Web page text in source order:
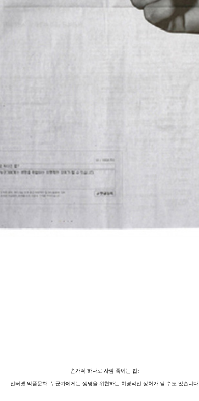
손가락 하나로 사람 죽이는 법?
인터넷 악플문화, 누군가에게는 생명을 위협하는 치명적인 상처가 될 수도 있습니다.